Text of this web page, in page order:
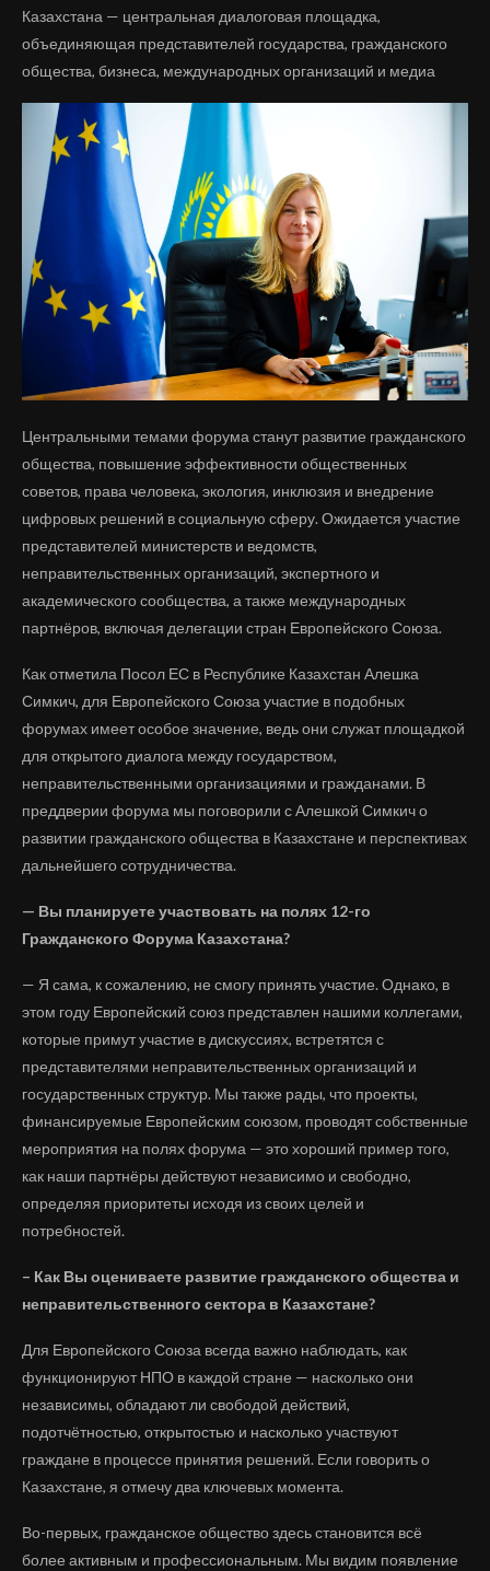
Казахстана — центральная диалоговая площадка,
объединяющая представителей государства, гражданского
общества, бизнеса, международных организаций и медиа
Центральными темами форума станут развитие гражданского
общества, повышение эффективности общественных
советов, права человека, экология, инклюзия и внедрение
цифровых решений в социальную сферу. Ожидается участие
представителей министерств и ведомств,
неправительственных организаций, экспертного и
академического сообщества, а также международных
партнёров, включая делегации стран Европейского Союза.
Как отметила Посол ЕС в Республике Казахстан Алешка
Симкич, для Европейского Союза участие в подобных
форумах имеет особое значение, ведь они служат площадкой
для открытого диалога между государством,
неправительственными организациями и гражданами. В
преддверии форума мы поговорили с Алешкой Симкич о
развитии гражданского общества в Казахстане и перспективах
дальнейшего сотрудничества.
— Вы планируете участвовать на полях 12-го
Гражданского Форума Казахстана?
— Я сама, к сожалению, не смогу принять участие. Однако, в
этом году Европейский союз представлен нашими коллегами,
которые примут участие в дискуссиях, встретятся с
представителями неправительственных организаций и
государственных структур. Мы также рады, что проекты,
финансируемые Европейским союзом, проводят собственные
мероприятия на полях форума — это хороший пример того,
как наши партнёры действуют независимо и свободно,
определяя приоритеты исходя из своих целей и
потребностей.
– Как Вы оцениваете развитие гражданского общества и
неправительственного сектора в Казахстане?
Для Европейского Союза всегда важно наблюдать, как
функционируют НПО в каждой стране — насколько они
независимы, обладают ли свободой действий,
подотчётностью, открытостью и насколько участвуют
граждане в процессе принятия решений. Если говорить о
Казахстане, я отмечу два ключевых момента.
Во-первых, гражданское общество здесь становится всё
более активным и профессиональным. Мы видим появление